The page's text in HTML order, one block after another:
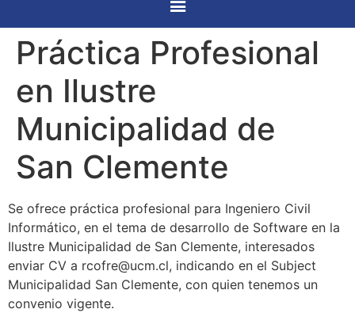
Práctica Profesional
en Ilustre
Municipalidad de
San Clemente
Se ofrece práctica profesional para Ingeniero Civil
Informático, en el tema de desarrollo de Software en la
Ilustre Municipalidad de San Clemente, interesados
enviar CV a rcofre@ucm.cl, indicando en el Subject
Municipalidad San Clemente, con quien tenemos un
convenio vigente.